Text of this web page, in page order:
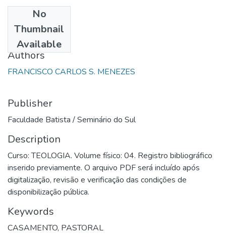
No
Thumbnail
Available
1990
Authors
FRANCISCO CARLOS S. MENEZES
Publisher
Faculdade Batista / Seminário do Sul
Description
Curso: TEOLOGIA. Volume físico: 04. Registro bibliográfico
inserido previamente. O arquivo PDF será incluído após
digitalização, revisão e verificação das condições de
disponibilização pública.
Keywords
CASAMENTO, PASTORAL